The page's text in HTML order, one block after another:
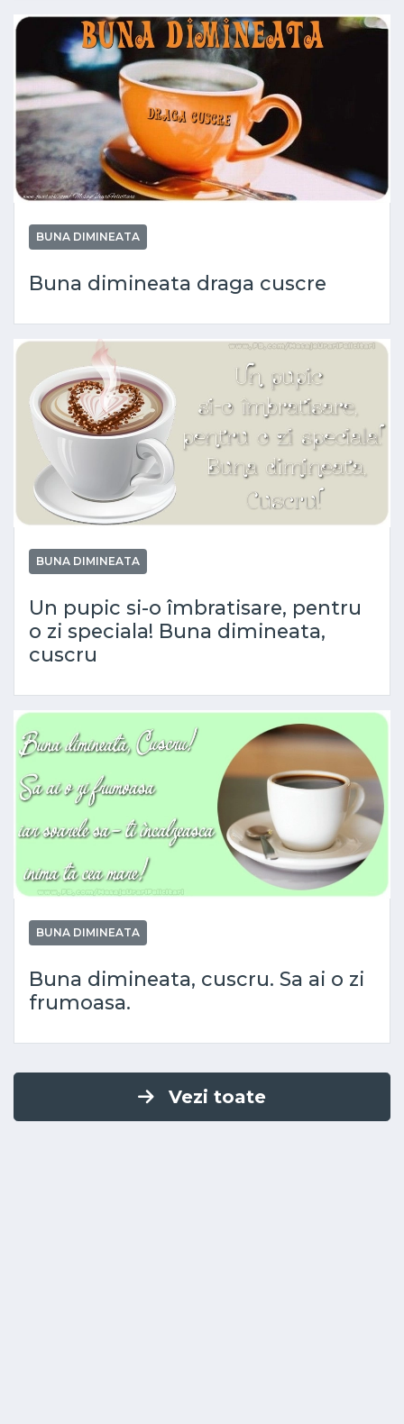
BUNA DIMINEATA
Buna dimineata draga cuscre
BUNA DIMINEATA
Un pupic si-o îmbratisare, pentru
o zi speciala! Buna dimineata,
cuscru
BUNA DIMINEATA
Buna dimineata, cuscru. Sa ai o zi
frumoasa.
Vezi toate